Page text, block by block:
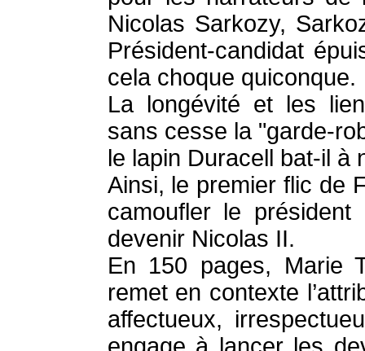
Nicolas Sarkozy,
Président-candidat
cela choque quiconque.
La longévité et les
sans cesse la "garde-
le lapin Duracell bat-il à
Ainsi, le premier flic de
camoufler le
devenir Nicolas II.
En 150 pages, Marie
remet en contexte
affectueux,